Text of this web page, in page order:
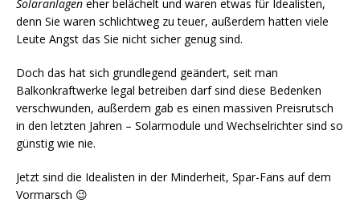
Solaranlagen eher belächelt und waren etwas für Idealisten,
denn Sie waren schlichtweg zu teuer, außerdem hatten viele
Leute Angst das Sie nicht sicher genug sind.
Doch das hat sich grundlegend geändert, seit man
Balkonkraftwerke legal betreiben darf sind diese Bedenken
verschwunden, außerdem gab es einen massiven Preisrutsch
in den letzten Jahren – Solarmodule und Wechselrichter sind so
günstig wie nie.
Jetzt sind die Idealisten in der Minderheit, Spar-Fans auf dem
Vormarsch 😉